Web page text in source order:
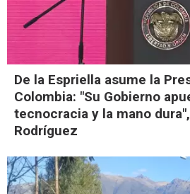
De la Espriella asume la
Colombia: "Su Gobierno
tecnocracia y la mano
Rodríguez